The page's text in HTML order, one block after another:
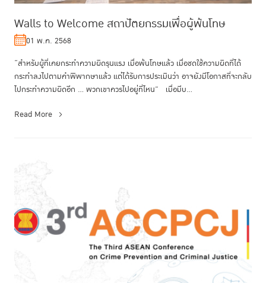
Walls to Welcome สถาปัตยกรรมเพื่อผู้พ้นโทษ
01 พ.ค. 2568
“สำหรับผู้ที่เคยกระทำความผิดรุนแรง เมื่อพ้นโทษแล้ว เมื่อชดใช้ความผิดที่ได้
กระทำลงไปตามคำพิพากษาแล้ว แต่ได้รับการประเมินว่า อาจยังมีโอกาสที่จะกลับ
ไปกระทำความผิดอีก ... พวกเขาควรไปอยู่ที่ไหน” เมื่อมีบ...
Read More